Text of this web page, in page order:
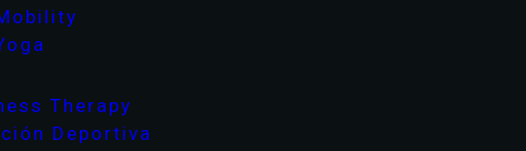
Therapy
Deportiva